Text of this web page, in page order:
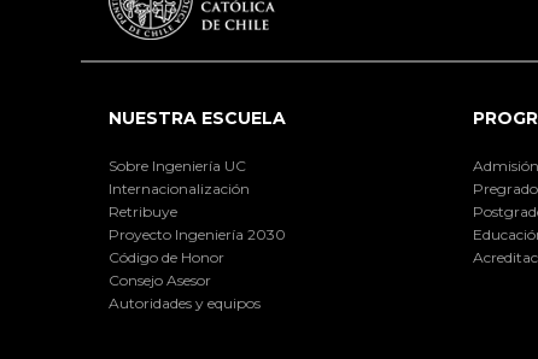
NUESTRA ESCUELA
Sobre Ingeniería UC
Internacionalización
Retribuye
Proyecto Ingeniería 2030
Código de Honor
Consejo Asesor
Autoridades y equipos
Admisión
Pregrado